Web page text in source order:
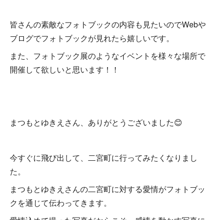
皆さんの素敵なフォトブックの内容も見たいのでWebや
ブログでフォトブックが見れたら嬉しいです。
また、フォトブック展のようなイベントを様々な場所で
開催して欲しいと思います！！
まつもとゆきえさん、ありがとうございました😊
今すぐに飛び出して、二宮町に行ってみたくなりまし
た。
まつもとゆきえさんの二宮町に対する愛情がフォトブッ
クを通じて伝わってきます。